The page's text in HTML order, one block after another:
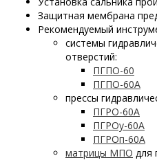
Защитная мембрана
Рекомендуемый
системы
отверстий:
ПГПО-60
ПГПО-60А
прессы
ПГРО-60А
ПГРОу-60А
ПГРОп-60А
матрицы МПО для